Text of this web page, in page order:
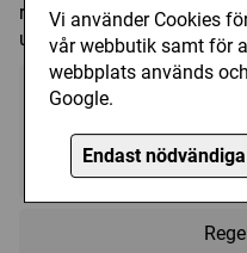
Vi använder Cookies
vår webbutik samt för
webbplats används
Google.
Endast nödvändiga
restaurangen,
uttal. 1 till flera spelare.
?